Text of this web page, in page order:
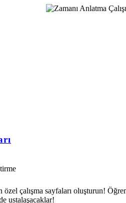
çalışma sayfaları oluşturun!
ustalaşacaklar!